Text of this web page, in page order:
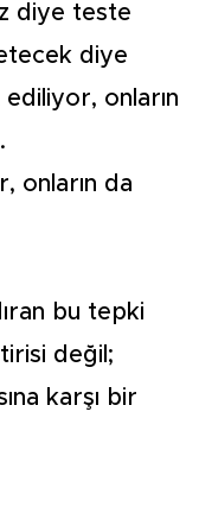
diye teste
diye
onların
onların da
bu tepki
değil;
karşı bir